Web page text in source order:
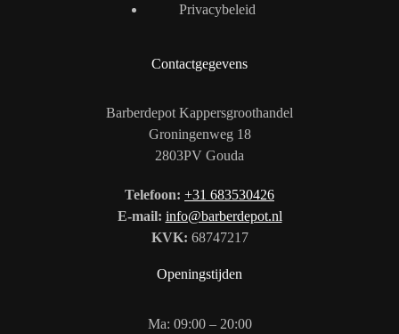
Privacybeleid
Contactgegevens
Barberdepot Kappersgroothandel
Groningenweg 18
2803PV Gouda
Telefoon: +31 683530426
E-mail: info@barberdepot.nl
KVK: 68747217
Openingstijden
Ma: 09:00 – 20:00